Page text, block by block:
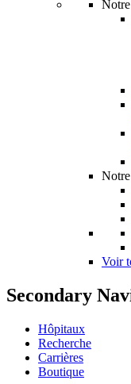
Voir
Secondary
Hôpitaux
Recherche
Carrières
Boutique